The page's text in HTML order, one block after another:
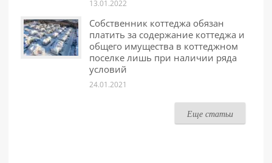
13.01.2022
Собственник коттеджа обязан
платить за содержание коттеджа и
общего имущества в коттеджном
поселке лишь при наличии ряда
условий
24.01.2021
Еще статьи